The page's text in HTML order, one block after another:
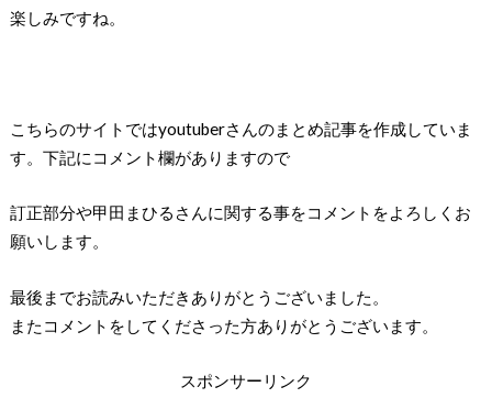
楽しみですね。
こちらのサイトではyoutuberさんのまとめ記事を作成していま
す。下記にコメント欄がありますので
訂正部分や甲田まひるさんに関する事をコメントをよろしくお
願いします。
最後までお読みいただきありがとうございました。
またコメントをしてくださった方ありがとうございます。
スポンサーリンク